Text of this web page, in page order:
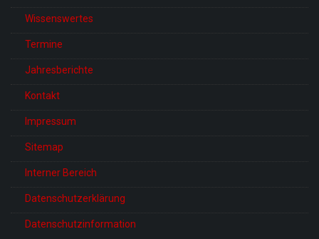
Wissenswertes
Termine
Jahresberichte
Kontakt
Impressum
Sitemap
Interner Bereich
Datenschutzerklärung
Datenschutzinformation